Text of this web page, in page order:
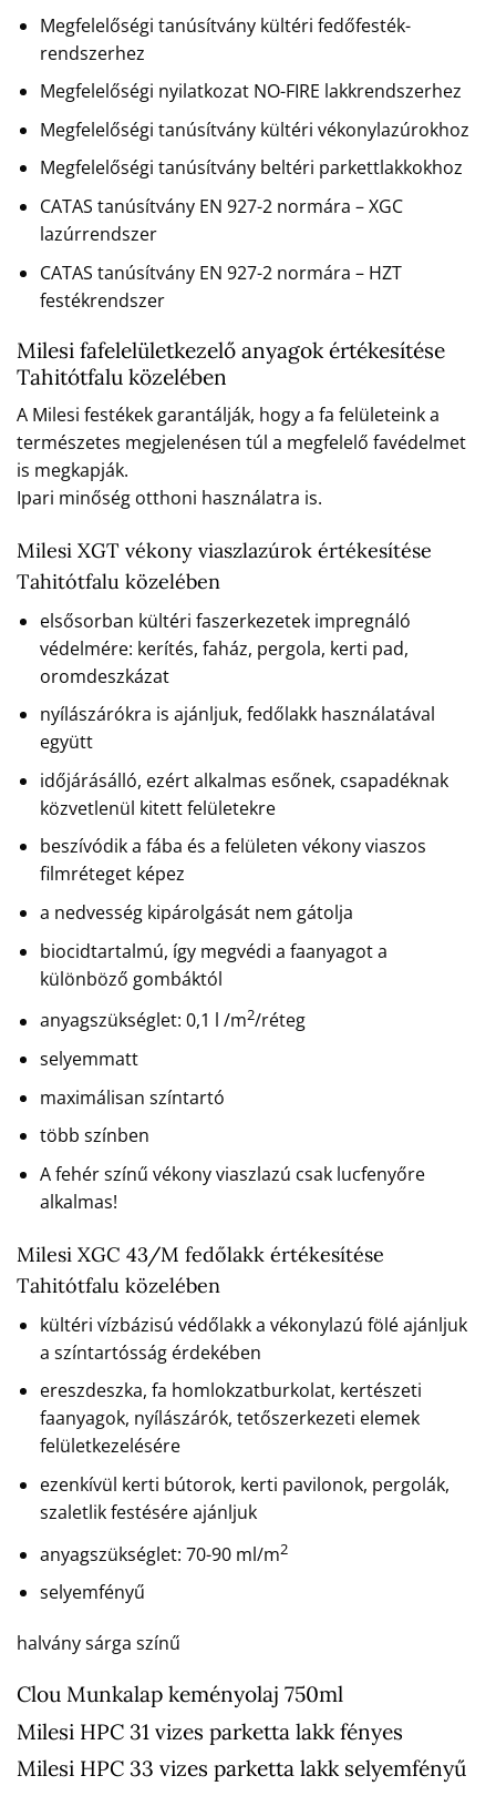
Megfelelőségi tanúsítvány kültéri fedőfesték-
rendszerhez
Megfelelőségi nyilatkozat NO-FIRE lakkrendszerhez
Megfelelőségi tanúsítvány kültéri vékonylazúrokhoz
Megfelelőségi tanúsítvány beltéri parkettlakkokhoz
CATAS tanúsítvány EN 927-2 normára – XGC
lazúrrendszer
CATAS tanúsítvány EN 927-2 normára – HZT
festékrendszer
Milesi fafelelületkezelő anyagok értékesítése
Tahitótfalu közelében
A Milesi festékek garantálják, hogy a fa felületeink a
természetes megjelenésen túl a megfelelő favédelmet
is megkapják.
Ipari minőség otthoni használatra is.
Milesi XGT vékony viaszlazúrok értékesítése
Tahitótfalu közelében
elsősorban kültéri faszerkezetek impregnáló
védelmére: kerítés, faház, pergola, kerti pad,
oromdeszkázat
nyílászárókra is ajánljuk, fedőlakk használatával
együtt
időjárásálló, ezért alkalmas esőnek, csapadéknak
közvetlenül kitett felületekre
beszívódik a fába és a felületen vékony viaszos
filmréteget képez
a nedvesség kipárolgását nem gátolja
biocidtartalmú, így megvédi a faanyagot a
különböző gombáktól
anyagszükséglet: 0,1 l /m2/réteg
selyemmatt
maximálisan színtartó
több színben
A fehér színű vékony viaszlazú csak lucfenyőre
alkalmas!
Milesi XGC 43/M fedőlakk értékesítése
Tahitótfalu közelében
kültéri vízbázisú védőlakk a vékonylazú fölé ajánljuk
a színtartósság érdekében
ereszdeszka, fa homlokzatburkolat, kertészeti
faanyagok, nyílászárók, tetőszerkezeti elemek
felületkezelésére
ezenkívül kerti bútorok, kerti pavilonok, pergolák,
szaletlik festésére ajánljuk
anyagszükséglet: 70-90 ml/m2
selyemfényű
halvány sárga színű
Clou Munkalap keményolaj 750ml
Milesi HPC 31 vizes parketta lakk fényes
Milesi HPC 33 vizes parketta lakk selyemfényű